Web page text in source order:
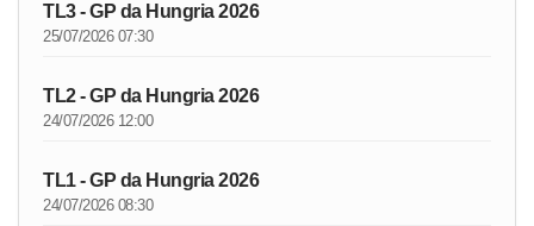
TL3 - GP da Hungria 2026
25/07/2026 07:30
TL2 - GP da Hungria 2026
24/07/2026 12:00
TL1 - GP da Hungria 2026
24/07/2026 08:30